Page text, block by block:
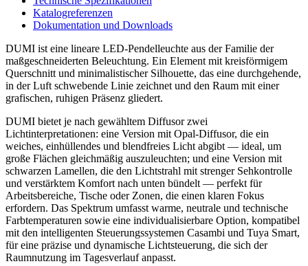
Katalogreferenzen
Dokumentation und Downloads
DUMI ist eine lineare LED-Pendelleuchte aus der Familie der
maßgeschneiderten Beleuchtung. Ein Element mit kreisförmigem
Querschnitt und minimalistischer Silhouette, das eine durchgehende,
in der Luft schwebende Linie zeichnet und den Raum mit einer
grafischen, ruhigen Präsenz gliedert.
DUMI bietet je nach gewähltem Diffusor zwei
Lichtinterpretationen: eine Version mit Opal-Diffusor, die ein
weiches, einhüllendes und blendfreies Licht abgibt — ideal, um
große Flächen gleichmäßig auszuleuchten; und eine Version mit
schwarzen Lamellen, die den Lichtstrahl mit strenger Sehkontrolle
und verstärktem Komfort nach unten bündelt — perfekt für
Arbeitsbereiche, Tische oder Zonen, die einen klaren Fokus
erfordern. Das Spektrum umfasst warme, neutrale und technische
Farbtemperaturen sowie eine individualisierbare Option, kompatibel
mit den intelligenten Steuerungssystemen Casambi und Tuya Smart,
für eine präzise und dynamische Lichtsteuerung, die sich der
Raumnutzung im Tagesverlauf anpasst.